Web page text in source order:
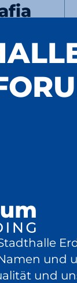
Comedy
€
EventPlus
€
und
und